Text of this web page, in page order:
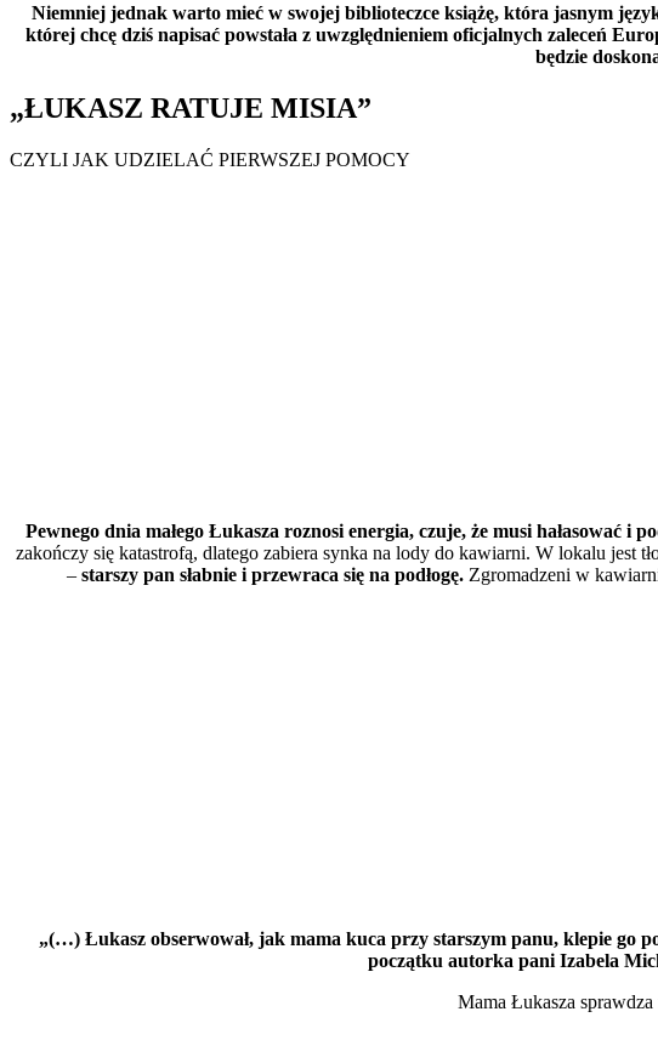
Niemniej jednak warto mieć w swojej biblioteczce książę, która jasnym
której chcę dziś napisać powstała z uwzględnieniem oficjalnych zaleceń
będzie
„ŁUKASZ RATUJE MISIA”
CZYLI JAK UDZIELAĆ PIERWSZEJ POMOCY
Pewnego dnia małego Łukasza roznosi energia, czuje, że musi hałasować i
zakończy się katastrofą, dlatego zabiera synka na lody do kawiarni. W lokalu jest
– starszy pan słabnie i przewraca się na podłogę. Zgromadzeni w
„(…) Łukasz obserwował, jak mama kuca przy starszym panu, klepie go
początku autorka pani Izabela
Mama Łukasza